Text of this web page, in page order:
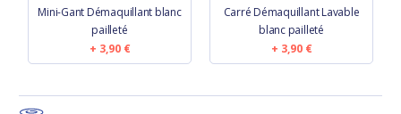
Mini-Gant Démaquillant blanc
pailleté
3,90 €
Carré Démaquillant Lavable
blanc pailleté
3,90 €